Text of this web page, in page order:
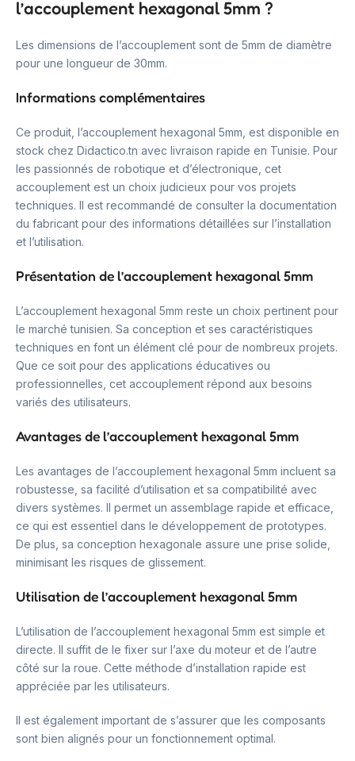
l’accouplement hexagonal 5mm ?
Les dimensions de l’accouplement sont de 5mm de diamètre
pour une longueur de 30mm.
Informations complémentaires
Ce produit, l’accouplement hexagonal 5mm, est disponible en
stock chez Didactico.tn avec livraison rapide en Tunisie. Pour
les passionnés de robotique et d’électronique, cet
accouplement est un choix judicieux pour vos projets
techniques. Il est recommandé de consulter la documentation
du fabricant pour des informations détaillées sur l’installation
et l’utilisation.
Présentation de l’accouplement hexagonal 5mm
L’accouplement hexagonal 5mm reste un choix pertinent pour
le marché tunisien. Sa conception et ses caractéristiques
techniques en font un élément clé pour de nombreux projets.
Que ce soit pour des applications éducatives ou
professionnelles, cet accouplement répond aux besoins
variés des utilisateurs.
Avantages de l’accouplement hexagonal 5mm
Les avantages de l’accouplement hexagonal 5mm incluent sa
robustesse, sa facilité d’utilisation et sa compatibilité avec
divers systèmes. Il permet un assemblage rapide et efficace,
ce qui est essentiel dans le développement de prototypes.
De plus, sa conception hexagonale assure une prise solide,
minimisant les risques de glissement.
Utilisation de l’accouplement hexagonal 5mm
L’utilisation de l’accouplement hexagonal 5mm est simple et
directe. Il suffit de le fixer sur l’axe du moteur et de l’autre
côté sur la roue. Cette méthode d’installation rapide est
appréciée par les utilisateurs.
Il est également important de s’assurer que les composants
sont bien alignés pour un fonctionnement optimal.